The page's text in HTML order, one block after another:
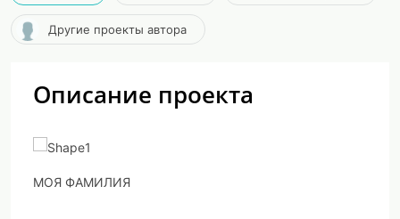
Другие проекты автора
Описание проекта
МОЯ ФАМИЛИЯ